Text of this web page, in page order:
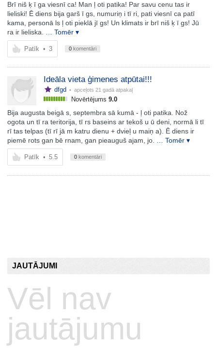
Brī niš ķ ī ga viesnī ca! Man ļ oti patika! Par savu cenu tas ir
lieliski! Ē diens bija garš ī gs, numuriņ i tī ri, pati viesnī ca patī
kama, personā ls ļ oti pieklā jī gs! Un klimats ir brī niš ķ ī gs! Jū
ra ir lieliska.
… Tomēr ▾
Patīk • 3 0 komentāri
Ideāla vieta ģimenes atpūtai!!!
dfgd • apceļots 21 gadā atpakaļ
Novērtējums 9.0
Bija augusta beigā s, septembra sā kumā - ļ oti patika. Nož
ogota un tī ra teritorija, tī rs baseins ar tekoš u ū deni, normā li tī
rī tas telpas (tī rī jā m katru dienu + dvieļ u maiņ a). Ē diens ir
piemē rots gan bē rnam, gan pieauguš ajam, jo.
… Tomēr ▾
Patīk • 5.5 0 komentāri
JAUTĀJUMI
Vēl nav
jautājumu